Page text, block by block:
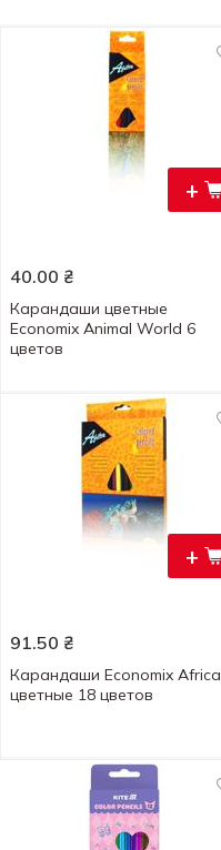
+
40.00 ₴
Карандаши цветные
Economix Animal World 6
цветов
+
91.50 ₴
Карандаши Economix Africa
цветные 18 цветов